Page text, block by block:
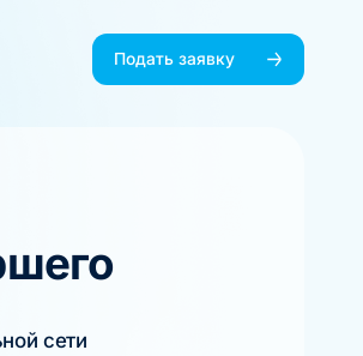
Подать заявку
сети